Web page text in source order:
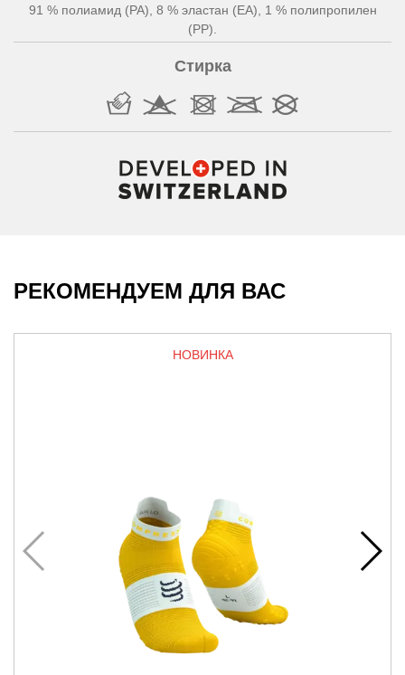
91 % полиамид (PA), 8 % эластан (EA), 1 % полипропилен
(PP).
Стирка
РЕКОМЕНДУЕМ ДЛЯ ВАС
НОВИНКА